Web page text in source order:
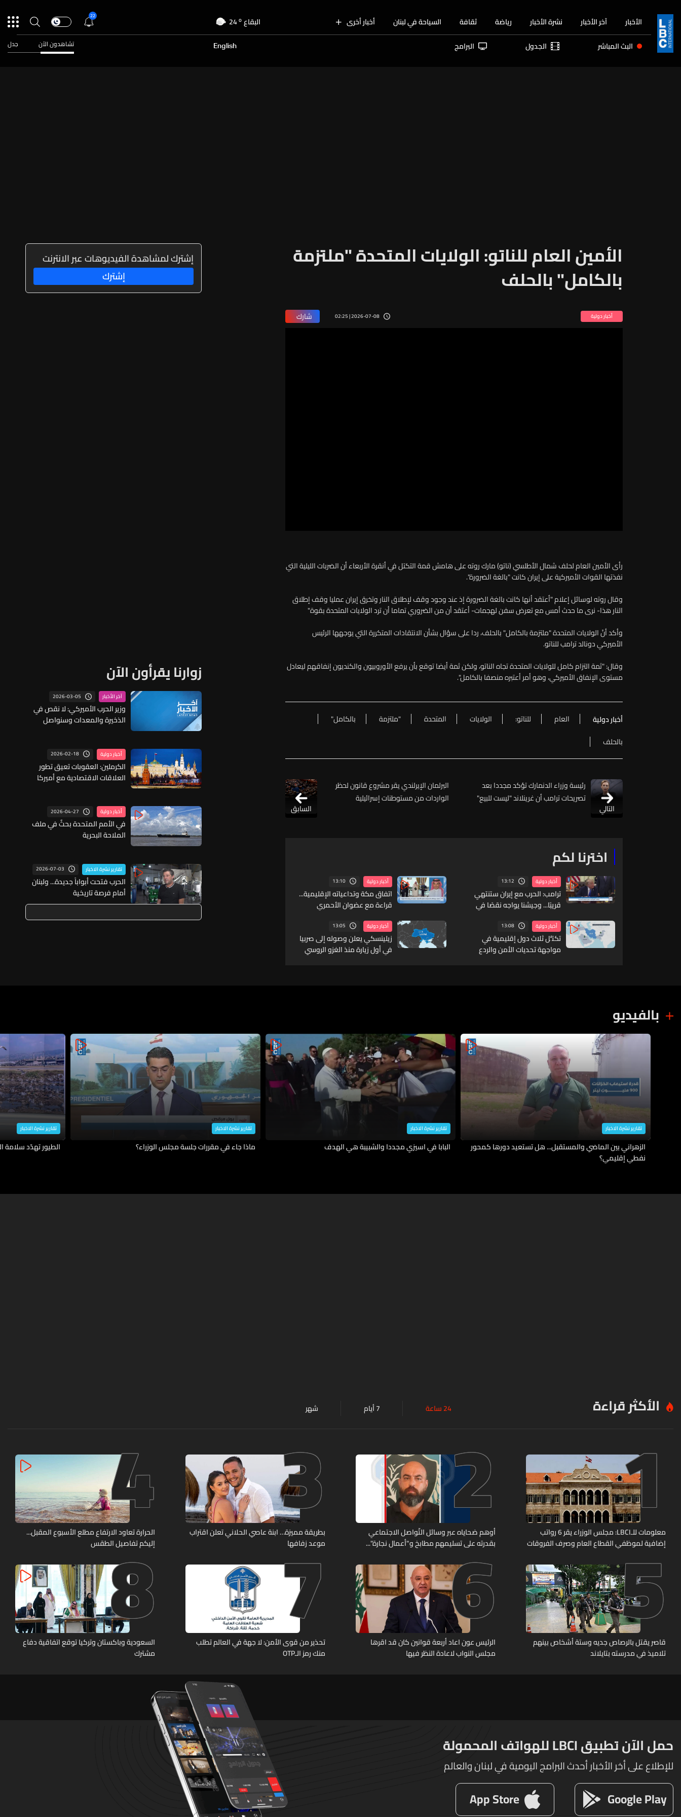
الأخبار آخر الأخبار نشرة الأخبار رياضة ثقافة السياحة في لبنان أخبار أخرى البقاع 24o
الجنوب 26o
27
22
البث المباشر الجدول البرامج English تشاهدون الآن جدل
الأمين العام للناتو: الولايات المتحدة "ملتزمة
بالكامل" بالحلف
أخبار دولية 2026-07-08 | 02:25 شارك
رأى الأمين العام لحلف شمال الأطلسي (ناتو) مارك روته على هامش قمة التكتل في أنقرة الأربعاء أن الضربات الليلية التي
نفذتها القوات الأميركية على إيران كانت "بالغة الضرورة".
وقال روته لوسائل إعلام "أعتقد أنها كانت بالغة الضرورة إذ عند وجود وقف لإطلاق النار وتخرق إيران عمليا وقف إطلاق
النار هذا- نرى ما حدث أمس مع تعرض سفن لهجمات- أعتقد أن من الضروري تماما أن ترد الولايات المتحدة بقوة"
وأكد أنّ الولايات المتحدة "ملتزمة بالكامل" بالحلف، ردا على سؤال بشأن الانتقادات المتكررة التي يوجهها الرئيس
الأميركي دونالد ترامب للناتو.
وقال: "ثمة التزام كامل للولايات المتحدة تجاه الناتو، ولكن ثمة أيضا توقع بأن يرفع الأوروبيون والكنديون إنفاقهم ليعادل
مستوى الإنفاق الأميركي، وهو أمر أعتبره منصفا بالكامل".
أخبار دولية العام للناتو: الولايات المتحدة "ملتزمة
بالكامل"
بالحلف
التالي
رئيسة وزراء الدنمارك تؤكد مجددا بعد
تصريحات ترامب أن غرينلاند "ليست للبيع"
البرلمان الإيرلندي يقر مشروع قانون لحظر
الواردات من مستوطنات إسرائيلية
السابق
اخترنا لكم
أخبار دولية 13:12
ترامب: الحرب مع إيران ستنتهي
قريبًا... وجيشنا يواجه نقصًا في
أخبار دولية 13:10
اتفاق مكة وتداعياته الإقليمية...
قراءة مع عضوان الأحمري
أخبار دولية 13:08
تكتُّل ثلاث دول إقليمية في
مواجهة تحديات الأمن والردع
أخبار دولية 13:05
زيلينسكي يعلن وصوله إلى صربيا
في أول زيارة منذ الغزو الروسي
إشترك لمشاهدة الفيديوهات عبر الانترنت
إشترك
زوارنا يقرأون الآن
آخر الأخبار 2026-03-05
وزير الحرب الأميركي: لا نقص في
الذخيرة والمعدات وسنواصل
أخبار دولية 2026-02-18
الكرملين: العقوبات تعيق تطور
العلاقات الاقتصادية مع أميركا
أخبار دولية 2026-04-27
في الأمم المتحدة بحثٌ في ملف
الملاحة البحرية
تقارير نشرة الاخبار 2026-07-03
الحرب فتحت أبواباً جديدة... ولبنان
أمام فرصة تاريخية
بالفيديو
تقارير نشرة الاخبار
الزهراني بين الماضي والمستقبل... هل تستعيد دورها كمحور
نفطي إقليمي؟
تقارير نشرة الاخبار
البابا في اسيزي مجددا والشبيبة هي الهدف
تقارير نشرة الاخبار
ماذا جاء في مقررات جلسة مجلس الوزراء؟
تقارير نشرة الاخبار
الطيور تهدّد سلامة
الأكثر قراءة 24 ساعة 7 أيام شهر 1
معلومات للـLBCI: مجلس الوزراء يقر 6 رواتب
إضافية لموظفي القطاع العام وصرف الفروقات
2
أوهم ضحاياه عبر وسائل التّواصل الاجتماعي
بقدرته على تسليمهم مطابخ و"أعمال نجارة"...
3
بطريقة مميزة… ابنة عاصي الحلاني تعلن اقتراب
موعد زفافها
4
الحرارة تعاود الارتفاع مطلع الأسبوع المقبل...
إليكم تفاصيل الطقس
5
قاصر يقتل بالرصاص جديه وستة أشخاص بينهم
تلاميذ في مدرسته بتايلاند
6
الرئيس عون اعاد أربعة قوانين كان قد اقرها
مجلس النواب لاعادة النظر فيها
7
تحذير من قوى الأمن: لا جهة في العالم تطلب
منك رمز الـOTP
8
السعودية وباكستان وتركيا توقع اتفاقية دفاع
مشترك
حمل الآن تطبيق LBCI للهواتف المحمولة
للإطلاع على أخر الأخبار أحدث البرامج اليومية في لبنان والعالم
Google Play
App Store